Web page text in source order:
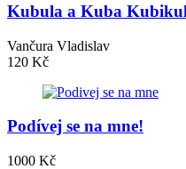
Kubula a Kuba
Vančura Vladislav
120 Kč
Podívej se na mne!
1000 Kč